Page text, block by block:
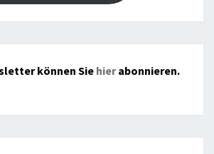
können Sie hierabonnieren.